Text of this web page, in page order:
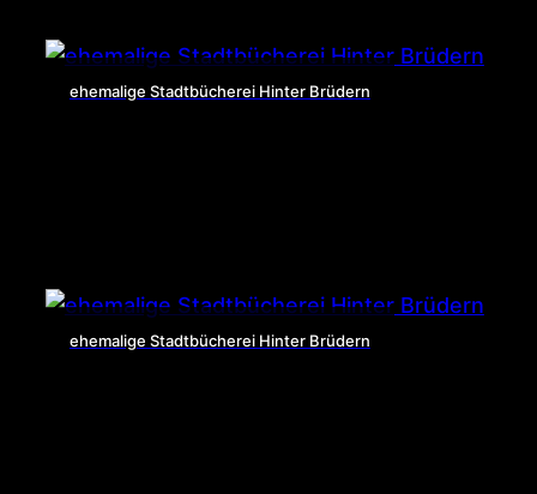
ehemalige Stadtbücherei Hinter Brüdern
ehemalige Stadtbücherei Hinter Brüdern